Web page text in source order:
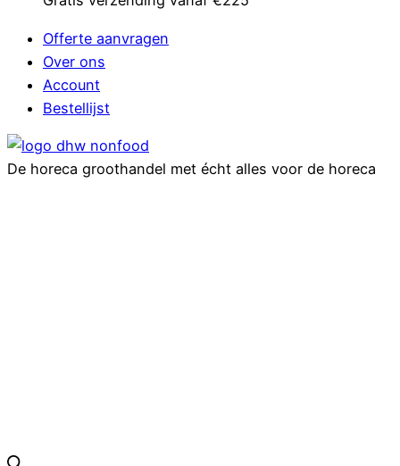
Offerte aanvragen
Over ons
Account
Bestellijst
De horeca groothandel met écht alles voor de horeca